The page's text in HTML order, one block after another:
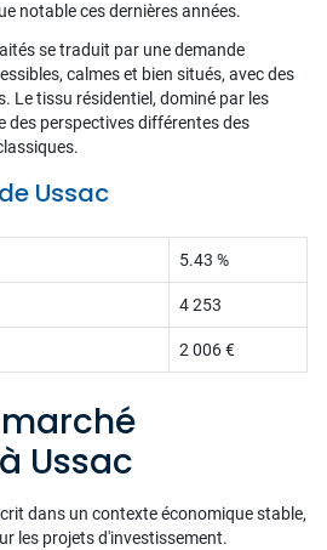
notable ces dernières années.
se traduit par une demande
calmes et bien situés, avec des
Le tissu résidentiel, dominé par les
des perspectives différentes des
Ussac
5.43 %
4 253
2 006 €
Ussac
dans un contexte économique stable,
les projets d'investissement.